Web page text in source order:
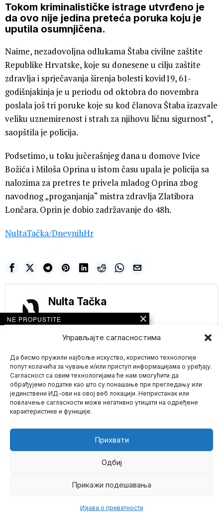
Управљајте сагласностима
Да бисмо пружили најбоље искуство, користимо технологије
попут колачића за чување и/или приступ информацијама о уређају.
Сагласност са овим технологијама ће нам омогућити да
обрађујемо податке као што су понашање при прегледању или
јединствени ИД-ови на овој веб локацији. Непристанак или
повлачење сагласности може негативно утицати на одређене
карактеристике и функције.
Прихвати
Одбиј
Прикажи подешавања
Изјава о приватности
Tokom kriminalističke istrage utvrđeno je
da ovo nije jedina preteća poruka koju je
uputila osumnjičena.
Naime, nezadovoljna odlukama Štaba civilne zaštite
Republike Hrvatske, koje su donesene u cilju zaštite
zdravlja i sprječavanja širenja bolesti kovid19, 61-
godišnjakinja je u periodu od oktobra do novembra
poslala još tri poruke koje su kod članova Štaba izazvale
veliku uznemirenost i strah za njihovu ličnu sigurnost“,
saopštila je policija.
Podsetimo, u toku jučerašnjeg dana u domove Ivice
Božića i Miloša Oprina u istom času upala je policija sa
nalozima za pretres te privela mladog Oprina zbog
navodnog „proganjanja“ mistra zdravlja Zlatibora
Lončara. Oprin je dobio zadržavanje do 48h.
NultaTačka/DnevnihHr
Nulta Tačka
Mario zna Youtube
2026- Sva prava zadržana.
NE PROPUSTITE
Donald Tramp stavio
tačku! U novoj
biti NATOFILA koji
zagovaraju rat u
Ukrajini
Predsednik Sjedinjenih
Država Donald Tramp
objavio je da
neokonzervativci koji
Amerikanci kao da se
spremaju za sudnji
dan – Prazni rafovi u
prodavnicama,
panična kupovina!
(FOTO, VIDEO)
koja bi mogla da donese